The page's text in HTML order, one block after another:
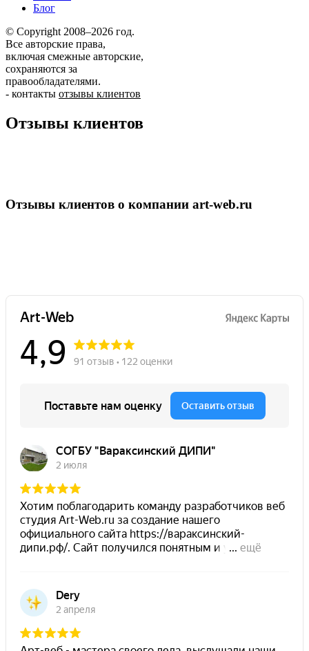
Блог
© Copyright 2008–2026 год.
Все авторские права,
включая смежные авторские,
сохраняются за
правообладателями.
- контакты отзывы клиентов
Отзывы клиентов
Отзывы клиентов о компании art-web.ru